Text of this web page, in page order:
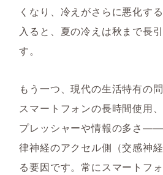
くなり、冷えがさらに悪化す
入ると、夏の冷えは秋まで長
す。
もう一つ、現代の生活特有の
スマートフォンの長時間使用
プレッシャーや情報の多さ
律神経のアクセル側（交感神
る要因です。常にスマートフ